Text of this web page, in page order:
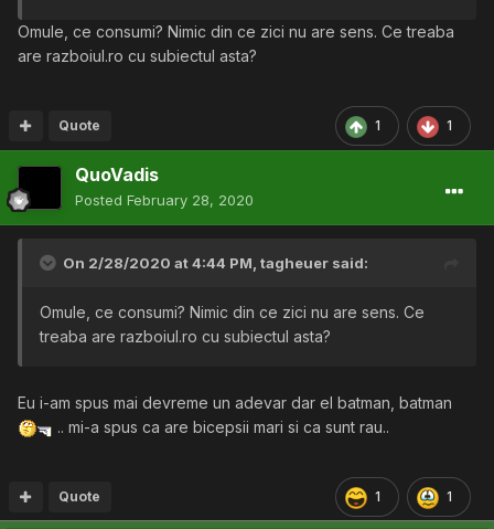
Omule, ce consumi? Nimic din ce zici nu are sens. Ce treaba
are razboiul.ro cu subiectul asta?
1 1
Quote
QuoVadis
Posted February 28, 2020
On 2/28/2020 at 4:44 PM, tagheuer said:
Omule, ce consumi? Nimic din ce zici nu are sens. Ce
treaba are razboiul.ro cu subiectul asta?
Eu i-am spus mai devreme un adevar dar el batman, batman
.. mi-a spus ca are bicepsii mari si ca sunt rau..
1 1
Quote